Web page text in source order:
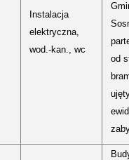
Instalacja
elektryczna,
wod.-kan., wc
od